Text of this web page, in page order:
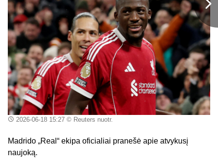
2026-06-18 15:27© Reuters nuotr.
Madrido „Real“ ekipa oficialiai pranešė apie atvykusį
naujoką.